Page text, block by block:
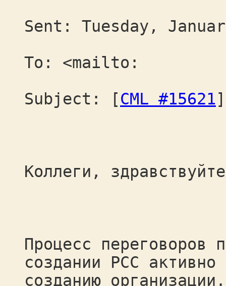
Sent: Tuesday,
To: <mailto:
Subject: [CML #15621
Коллеги,
Процесс переговоров
создании РСС активно
созданию